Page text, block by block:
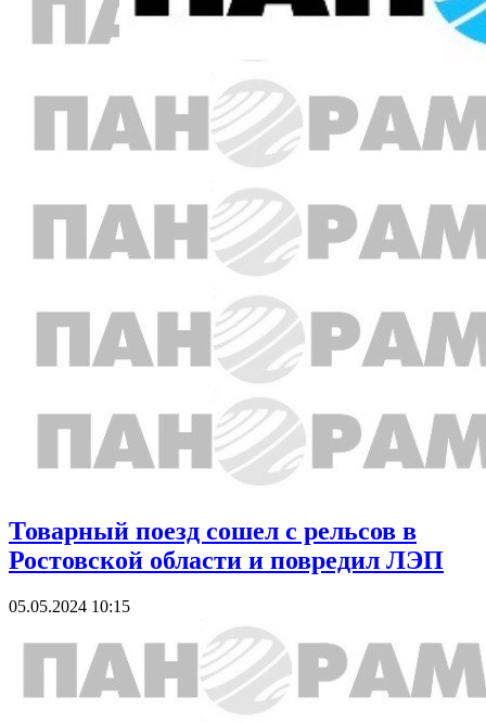
Товарный поезд сошел с рельсов в
Ростовской области и повредил ЛЭП
05.05.2024 10:15